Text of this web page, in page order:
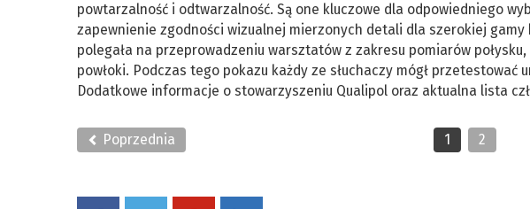
powtarzalność i odtwarzalność. Są one kluczowe dla odpowiedniego
zapewnienie zgodności wizualnej mierzonych detali dla szerokiej
polegała na przeprowadzeniu warsztatów z zakresu pomiarów
powłoki. Podczas tego pokazu każdy ze słuchaczy mógł
Dodatkowe informacje o stowarzyszeniu Qualipol oraz aktualna
Poprzednia 1 2